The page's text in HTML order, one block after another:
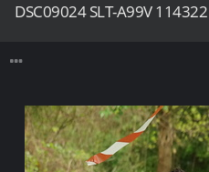
DSC09024 SLT-A99V 114322